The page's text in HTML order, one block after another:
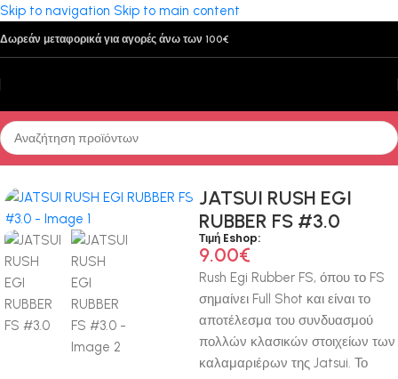
Skip to navigation Skip to main content
Δωρεάν μεταφορικά για αγορές άνω των 100€
Αρχική σελίδα/Τεχνητά Δολώματα/Καλαμαριέρες/Ακτής
JATSUI RUSH EGI
RUBBER FS #3.0
Τιμή Eshop:
9.00€
Rush Egi Rubber FS, όπου το FS
σημαίνει Full Shot και είναι το
αποτέλεσμα του συνδυασμού
πολλών κλασικών στοιχείων των
καλαμαριέρων της Jatsui. Το